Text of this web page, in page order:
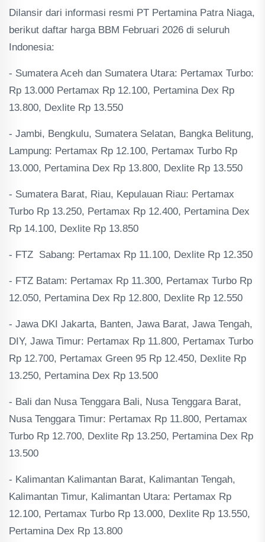
Dilansir dari informasi resmi PT Pertamina Patra Niaga,
berikut daftar harga BBM Februari 2026 di seluruh
Indonesia:
- Sumatera Aceh dan Sumatera Utara: Pertamax Turbo:
Rp 13.000 Pertamax Rp 12.100, Pertamina Dex Rp
13.800, Dexlite Rp 13.550
- Jambi, Bengkulu, Sumatera Selatan, Bangka Belitung,
Lampung: Pertamax Rp 12.100, Pertamax Turbo Rp
13.000, Pertamina Dex Rp 13.800, Dexlite Rp 13.550
- Sumatera Barat, Riau, Kepulauan Riau: Pertamax
Turbo Rp 13.250, Pertamax Rp 12.400, Pertamina Dex
Rp 14.100, Dexlite Rp 13.850
- FTZ Sabang: Pertamax Rp 11.100, Dexlite Rp 12.350
- FTZ Batam: Pertamax Rp 11.300, Pertamax Turbo Rp
12.050, Pertamina Dex Rp 12.800, Dexlite Rp 12.550
- Jawa DKI Jakarta, Banten, Jawa Barat, Jawa Tengah,
DIY, Jawa Timur: Pertamax Rp 11.800, Pertamax Turbo
Rp 12.700, Pertamax Green 95 Rp 12.450, Dexlite Rp
13.250, Pertamina Dex Rp 13.500
- Bali dan Nusa Tenggara Bali, Nusa Tenggara Barat,
Nusa Tenggara Timur: Pertamax Rp 11.800, Pertamax
Turbo Rp 12.700, Dexlite Rp 13.250, Pertamina Dex Rp
13.500
- Kalimantan Kalimantan Barat, Kalimantan Tengah,
Kalimantan Timur, Kalimantan Utara: Pertamax Rp
12.100, Pertamax Turbo Rp 13.000, Dexlite Rp 13.550,
Pertamina Dex Rp 13.800